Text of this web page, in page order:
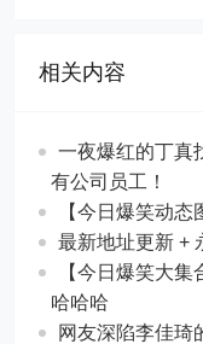
相关内容
一夜爆红的丁真
有公司员工！
【今日爆笑动
最新地址更新 +
【今日爆笑大
哈哈哈
网友深陷李佳琦